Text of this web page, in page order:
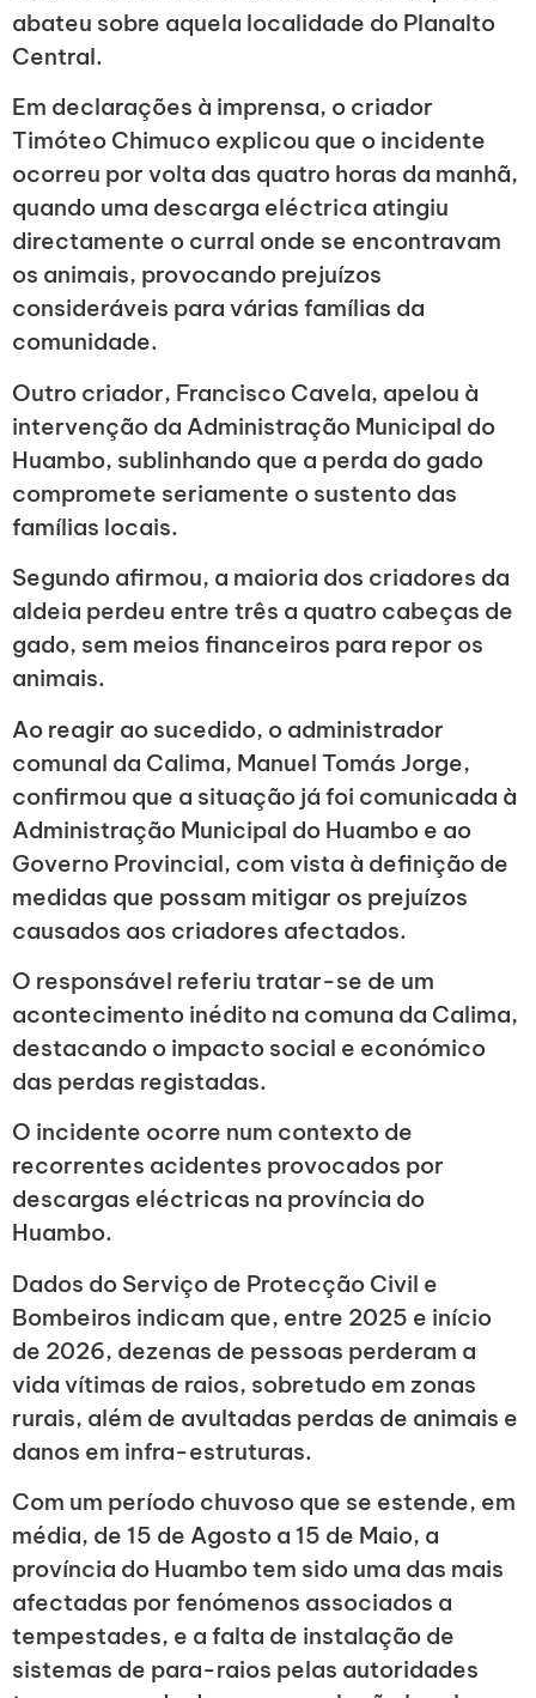
abateu sobre aquela localidade do Planalto
Central.
Em declarações à imprensa, o criador
Timóteo Chimuco explicou que o incidente
ocorreu por volta das quatro horas da manhã,
quando uma descarga eléctrica atingiu
directamente o curral onde se encontravam
os animais, provocando prejuízos
consideráveis para várias famílias da
comunidade.
Outro criador, Francisco Cavela, apelou à
intervenção da Administração Municipal do
Huambo, sublinhando que a perda do gado
compromete seriamente o sustento das
famílias locais.
Segundo afirmou, a maioria dos criadores da
aldeia perdeu entre três a quatro cabeças de
gado, sem meios financeiros para repor os
animais.
Ao reagir ao sucedido, o administrador
comunal da Calima, Manuel Tomás Jorge,
confirmou que a situação já foi comunicada à
Administração Municipal do Huambo e ao
Governo Provincial, com vista à definição de
medidas que possam mitigar os prejuízos
causados aos criadores afectados.
O responsável referiu tratar-se de um
acontecimento inédito na comuna da Calima,
destacando o impacto social e económico
das perdas registadas.
O incidente ocorre num contexto de
recorrentes acidentes provocados por
descargas eléctricas na província do
Huambo.
Dados do Serviço de Protecção Civil e
Bombeiros indicam que, entre 2025 e início
de 2026, dezenas de pessoas perderam a
vida vítimas de raios, sobretudo em zonas
rurais, além de avultadas perdas de animais e
danos em infra-estruturas.
Com um período chuvoso que se estende, em
média, de 15 de Agosto a 15 de Maio, a
província do Huambo tem sido uma das mais
afectadas por fenómenos associados a
tempestades, e a falta de instalação de
sistemas de para-raios pelas autoridades